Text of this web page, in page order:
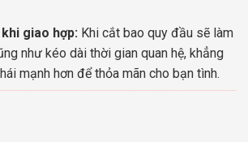
giao hợp: Khi cắt bao quy đầu sẽ làm
như kéo dài thời gian quan hệ, khẳng
mạnh hơn để thỏa mãn cho bạn tình.